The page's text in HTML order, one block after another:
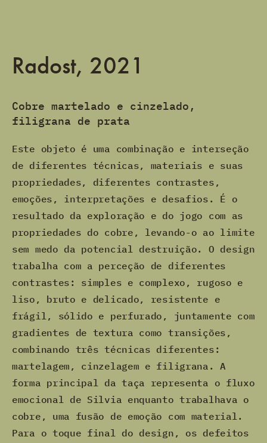
Radost, 2021
Cobre martelado e cinzelado,
filigrana de prata
Este objeto é uma combinação e interseção
de diferentes técnicas, materiais e suas
propriedades, diferentes contrastes,
emoções, interpretações e desafios. É o
resultado da exploração e do jogo com as
propriedades do cobre, levando-o ao limite
sem medo da potencial destruição. O design
trabalha com a perceção de diferentes
contrastes: simples e complexo, rugoso e
liso, bruto e delicado, resistente e
frágil, sólido e perfurado, juntamente com
gradientes de textura como transições,
combinando três técnicas diferentes:
martelagem, cinzelagem e filigrana. A
forma principal da taça representa o fluxo
emocional de Silvia enquanto trabalhava o
cobre, uma fusão de emoção com material.
Para o toque final do design, os defeitos